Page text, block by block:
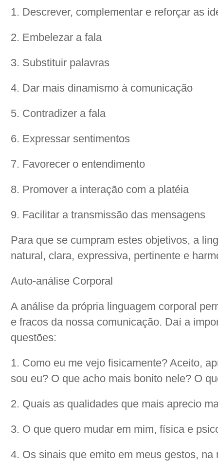
1. Descrever, complementar e reforçar as
2. Embelezar a fala
3. Substituir palavras
4. Dar mais dinamismo à comunicação
5. Contradizer a fala
6. Expressar sentimentos
7. Favorecer o entendimento
8. Promover a interação com a platéia
9. Facilitar a transmissão das mensagens
Para que se cumpram estes objetivos, a
natural, clara, expressiva, pertinente e
Auto-análise Corporal
A análise da própria linguagem corporal
e fracos da nossa comunicação. Daí a
questões:
1. Como eu me vejo fisicamente? Aceito,
sou eu? O que acho mais bonito nele? O
2. Quais as qualidades que mais aprecio
3. O que quero mudar em mim, física e
4. Os sinais que emito em meus gestos,